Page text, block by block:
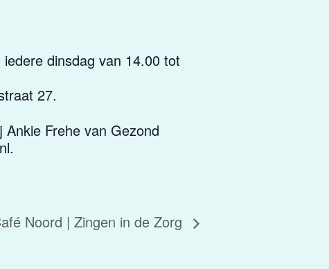
dinsdag van 14.00 tot
27.
Frehe van Gezond
Noord | Zingen in de Zorg